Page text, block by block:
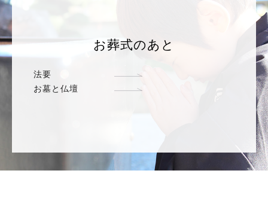
お葬式のあと
法要
お墓と仏壇